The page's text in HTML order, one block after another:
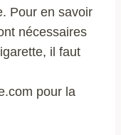
Pour en savoir
nécessaires
il faut
pour la